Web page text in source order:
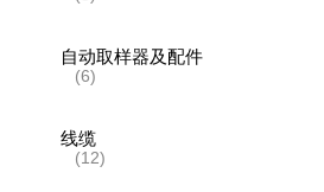
自动取样器及配件
(6)
线缆
(12)